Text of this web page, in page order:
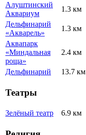
Алуштинский
Аквариум
1.3 км
Дельфинарий
«Акварель»
1.3 км
Аквапарк
«Миндальная
роща»
2.4 км
Дельфинарий 13.7 км
Театры
Зелёный театр 6.9 км